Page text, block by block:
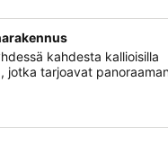
kahdesta kallioisilla
jotka tarjoavat